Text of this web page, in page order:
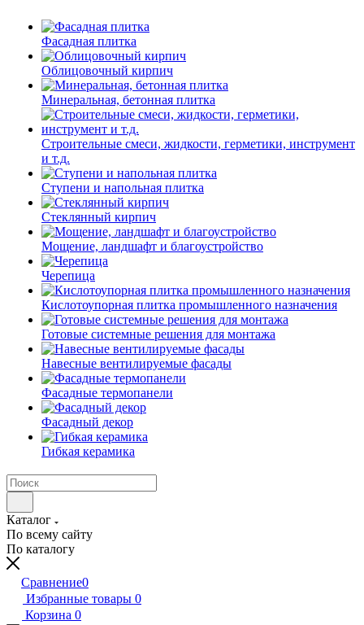
Фасадная плитка
Облицовочный кирпич
Минеральная, бетонная плитка
Строительные смеси, жидкости, герметики, инструмент
и т.д.
Ступени и напольная плитка
Cтеклянный кирпич
Мощение, ландшафт и благоустройство
Черепица
Кислотоупорная плитка промышленного назначения
Готовые системные решения для монтажа
Навесные вентилируемые фасады
Фасадные термопанели
Фасадный декор
Гибкая керамика
Каталог
По всему сайту
По каталогу
Сравнение0
Избранные товары 0
Корзина 0